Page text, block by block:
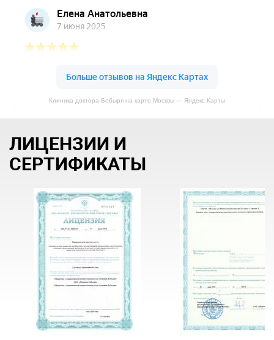
Клиника доктора Бобыря на карте Москвы — Яндекс Карты
ЛИЦЕНЗИИ И
СЕРТИФИКАТЫ